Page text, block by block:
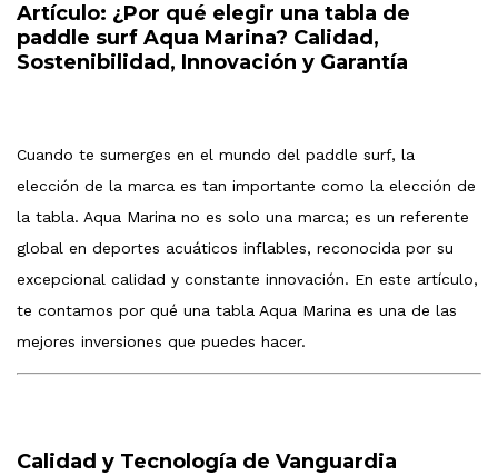
Artículo: ¿Por qué elegir una tabla de
paddle surf Aqua Marina? Calidad,
Sostenibilidad, Innovación y Garantía
Cuando te sumerges en el mundo del paddle surf, la
elección de la marca es tan importante como la elección de
la tabla. Aqua Marina no es solo una marca; es un referente
global en deportes acuáticos inflables, reconocida por su
excepcional calidad y constante innovación. En este artículo,
te contamos por qué una tabla Aqua Marina es una de las
mejores inversiones que puedes hacer.
Calidad y Tecnología de Vanguardia